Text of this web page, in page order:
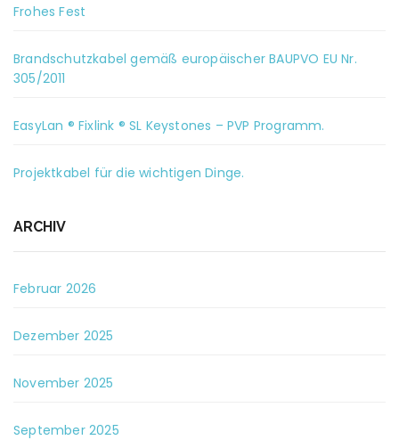
Frohes Fest
Brandschutzkabel gemäß europäischer BAUPVO EU Nr.
305/2011
EasyLan ® Fixlink ® SL Keystones – PVP Programm.
Projektkabel für die wichtigen Dinge.
ARCHIV
Februar 2026
Dezember 2025
November 2025
September 2025